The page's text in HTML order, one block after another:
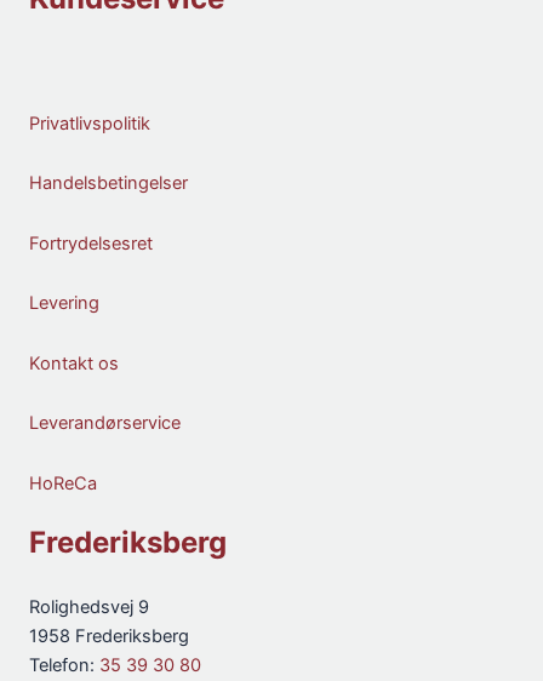
Privatlivspolitik
Handelsbetingelser
Fortrydelsesret
Levering
Kontakt os
Leverandørservice
HoReCa
Frederiksberg
Rolighedsvej 9
1958 Frederiksberg
Telefon: 35 39 30 80